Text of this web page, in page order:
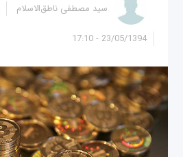
23/05/1394 - 17:10
سید مصطفی ناطق‌الاسلام